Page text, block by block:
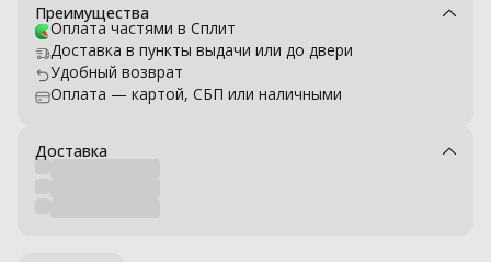
Преимущества
Оплата частями в Сплит
Доставка в пункты выдачи или до двери
Удобный возврат
Оплата — картой, СБП или наличными
Доставка